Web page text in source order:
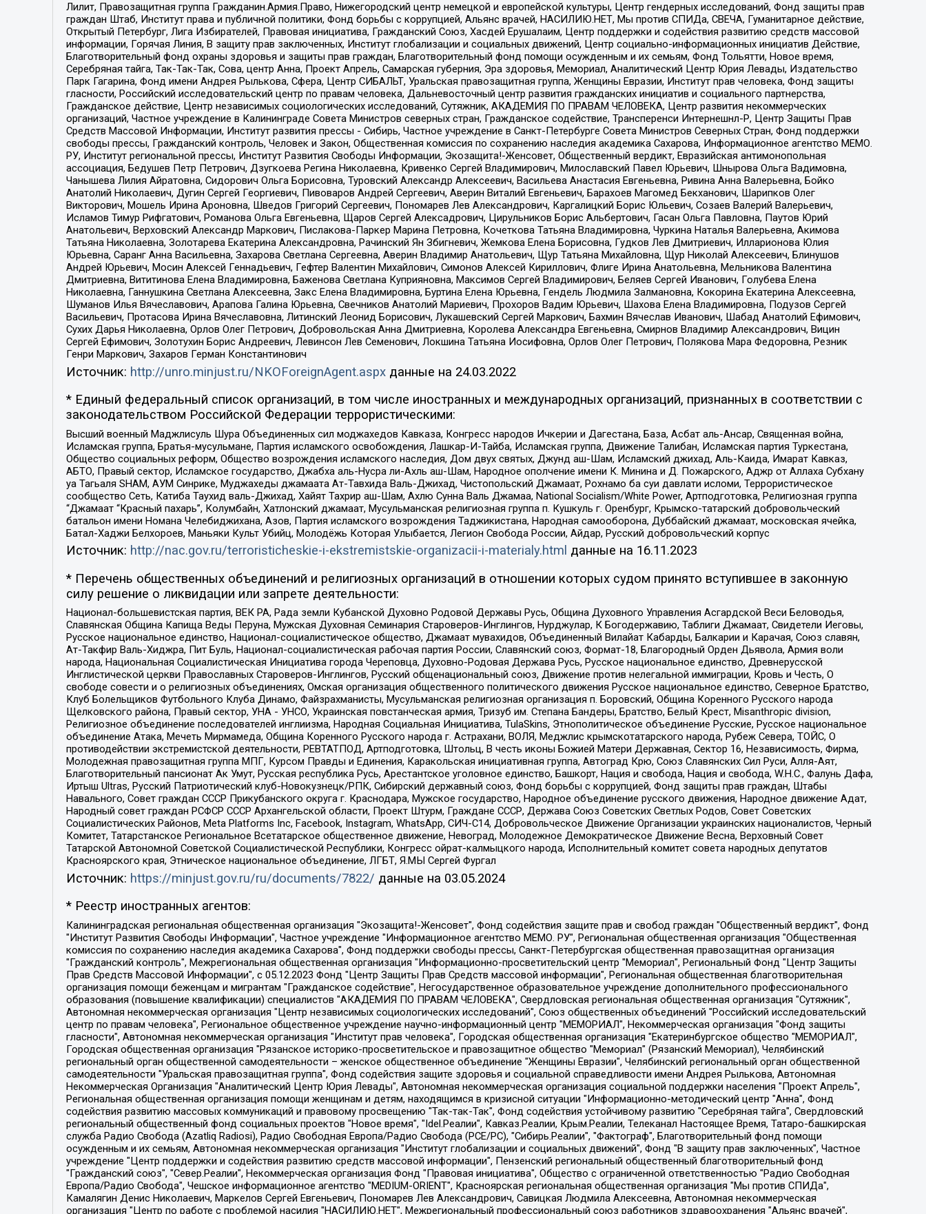
Лилит, Правозащитная группа Гражданин.Армия.Право, Нижегородский центр немецкой и европейской культуры, Центр гендерных исследований, Фонд защиты прав
граждан Штаб, Институт права и публичной политики, Фонд борьбы с коррупцией, Альянс врачей, НАСИЛИЮ.НЕТ, Мы против СПИДа, СВЕЧА, Гуманитарное действие,
Открытый Петербург, Лига Избирателей, Правовая инициатива, Гражданский Союз, Хасдей Ерушалаим, Центр поддержки и содействия развитию средств массовой
информации, Горячая Линия, В защиту прав заключенных, Институт глобализации и социальных движений, Центр социально-информационных инициатив Действие,
Благотворительный фонд охраны здоровья и защиты прав граждан, Благотворительный фонд помощи осужденным и их семьям, Фонд Тольятти, Новое время,
Серебряная тайга, Так-Так-Так, Сова, центр Анна, Проект Апрель, Самарская губерния, Эра здоровья, Мемориал, Аналитический Центр Юрия Левады, Издательство
Парк Гагарина, Фонд имени Андрея Рылькова, Сфера, Центр СИБАЛЬТ, Уральская правозащитная группа, Женщины Евразии, Институт прав человека, Фонд защиты
гласности, Российский исследовательский центр по правам человека, Дальневосточный центр развития гражданских инициатив и социального партнерства,
Гражданское действие, Центр независимых социологических исследований, Сутяжник, АКАДЕМИЯ ПО ПРАВАМ ЧЕЛОВЕКА, Центр развития некоммерческих
организаций, Частное учреждение в Калининграде Совета Министров северных стран, Гражданское содействие, Трансперенси Интернешнл-Р, Центр Защиты Прав
Средств Массовой Информации, Институт развития прессы - Сибирь, Частное учреждение в Санкт-Петербурге Совета Министров Северных Стран, Фонд поддержки
свободы прессы, Гражданский контроль, Человек и Закон, Общественная комиссия по сохранению наследия академика Сахарова, Информационное агентство МЕМО.
РУ, Институт региональной прессы, Институт Развития Свободы Информации, Экозащита!-Женсовет, Общественный вердикт, Евразийская антимонопольная
ассоциация, Бедушев Петр Петрович, Дзугкоева Регина Николаевна, Кривенко Сергей Владимирович, Милославский Павел Юрьевич, Шнырова Ольга Вадимовна,
Чанышева Лилия Айратовна, Сидорович Ольга Борисовна, Туровский Александр Алексеевич, Васильева Анастасия Евгеньевна, Ривина Анна Валерьевна, Бойко
Анатолий Николаевич, Дугин Сергей Георгиевич, Пивоваров Андрей Сергеевич, Аверин Виталий Евгеньевич, Барахоев Магомед Бекханович, Шарипков Олег
Викторович, Мошель Ирина Ароновна, Шведов Григорий Сергеевич, Пономарев Лев Александрович, Каргалицкий Борис Юльевич, Созаев Валерий Валерьевич,
Исламов Тимур Рифгатович, Романова Ольга Евгеньевна, Щаров Сергей Алексадрович, Цирульников Борис Альбертович, Гасан Ольга Павловна, Паутов Юрий
Анатольевич, Верховский Александр Маркович, Пислакова-Паркер Марина Петровна, Кочеткова Татьяна Владимировна, Чуркина Наталья Валерьевна, Акимова
Татьяна Николаевна, Золотарева Екатерина Александровна, Рачинский Ян Збигневич, Жемкова Елена Борисовна, Гудков Лев Дмитриевич, Илларионова Юлия
Юрьевна, Саранг Анна Васильевна, Захарова Светлана Сергеевна, Аверин Владимир Анатольевич, Щур Татьяна Михайловна, Щур Николай Алексеевич, Блинушов
Андрей Юрьевич, Мосин Алексей Геннадьевич, Гефтер Валентин Михайлович, Симонов Алексей Кириллович, Флиге Ирина Анатольевна, Мельникова Валентина
Дмитриевна, Вититинова Елена Владимировна, Баженова Светлана Куприяновна, Максимов Сергей Владимирович, Беляев Сергей Иванович, Голубева Елена
Николаевна, Ганнушкина Светлана Алексеевна, Закс Елена Владимировна, Буртина Елена Юрьевна, Гендель Людмила Залмановна, Кокорина Екатерина Алексеевна,
Шуманов Илья Вячеславович, Арапова Галина Юрьевна, Свечников Анатолий Мариевич, Прохоров Вадим Юрьевич, Шахова Елена Владимировна, Подузов Сергей
Васильевич, Протасова Ирина Вячеславовна, Литинский Леонид Борисович, Лукашевский Сергей Маркович, Бахмин Вячеслав Иванович, Шабад Анатолий Ефимович,
Сухих Дарья Николаевна, Орлов Олег Петрович, Добровольская Анна Дмитриевна, Королева Александра Евгеньевна, Смирнов Владимир Александрович, Вицин
Сергей Ефимович, Золотухин Борис Андреевич, Левинсон Лев Семенович, Локшина Татьяна Иосифовна, Орлов Олег Петрович, Полякова Мара Федоровна, Резник
Генри Маркович, Захаров Герман Константинович
Источник: http://unro.minjust.ru/NKOForeignAgent.aspxданные на 24.03.2022
* Единый федеральный список организаций, в том числе иностранных и международных организаций, признанных в соответствии с
законодательством Российской Федерации террористическими:
Высший военный Маджлисуль Шура Объединенных сил моджахедов Кавказа, Конгресс народов Ичкерии и Дагестана, База, Асбат аль-Ансар, Священная война,
Исламская группа, Братья-мусульмане, Партия исламского освобождения, Лашкар-И-Тайба, Исламская группа, Движение Талибан, Исламская партия Туркестана,
Общество социальных реформ, Общество возрождения исламского наследия, Дом двух святых, Джунд аш-Шам, Исламский джихад, Аль-Каида, Имарат Кавказ,
АБТО, Правый сектор, Исламское государство, Джабха аль-Нусра ли-Ахль аш-Шам, Народное ополчение имени К. Минина и Д. Пожарского, Аджр от Аллаха Субхану
уа Тагьаля SHAM, АУМ Синрике, Муджахеды джамаата Ат-Тавхида Валь-Джихад, Чистопольский Джамаат, Рохнамо ба суи давлати исломи, Террористическое
сообщество Сеть, Катиба Таухид валь-Джихад, Хайят Тахрир аш-Шам, Ахлю Сунна Валь Джамаа, National Socialism/White Power, Артподготовка, Религиозная группа
“Джамаат “Красный пахарь”, Колумбайн, Хатлонский джамаат, Мусульманская религиозная группа п. Кушкуль г. Оренбург, Крымско-татарский добровольческий
батальон имени Номана Челебиджихана, Азов, Партия исламского возрождения Таджикистана, Народная самооборона, Дуббайский джамаат, московская ячейка,
Батал-Хаджи Белхороев, Маньяки Культ Убийц, Молодёжь Которая Улыбается, Легион Свобода России, Айдар, Русский добровольческий корпус
Источник: http://nac.gov.ru/terroristicheskie-i-ekstremistskie-organizacii-i-materialy.html данные на 16.11.2023
* Перечень общественных объединений и религиозных организаций в отношении которых судом принято вступившее в законную
силу решение о ликвидации или запрете деятельности:
Национал-большевистская партия, ВЕК РА, Рада земли Кубанской Духовно Родовой Державы Русь, Община Духовного Управления Асгардской Веси Беловодья,
Славянская Община Капища Веды Перуна, Мужская Духовная Семинария Староверов-Инглингов, Нурджулар, К Богодержавию, Таблиги Джамаат, Свидетели Иеговы,
Русское национальное единство, Национал-социалистическое общество, Джамаат мувахидов, Объединенный Вилайат Кабарды, Балкарии и Карачая, Союз славян,
Ат-Такфир Валь-Хиджра, Пит Буль, Национал-социалистическая рабочая партия России, Славянский союз, Формат-18, Благородный Орден Дьявола, Армия воли
народа, Национальная Социалистическая Инициатива города Череповца, Духовно-Родовая Держава Русь, Русское национальное единство, Древнерусской
Инглистической церкви Православных Староверов-Инглингов, Русский общенациональный союз, Движение против нелегальной иммиграции, Кровь и Честь, О
свободе совести и о религиозных объединениях, Омская организация общественного политического движения Русское национальное единство, Северное Братство,
Клуб Болельщиков Футбольного Клуба Динамо, Файзрахманисты, Мусульманская религиозная организация п. Боровский, Община Коренного Русского народа
Щелковского района, Правый сектор, УНА - УНСО, Украинская повстанческая армия, Тризуб им. Степана Бандеры, Братство, Белый Крест, Misanthropic division,
Религиозное объединение последователей инглиизма, Народная Социальная Инициатива, TulaSkins, Этнополитическое объединение Русские, Русское национальное
объединение Атака, Мечеть Мирмамеда, Община Коренного Русского народа г. Астрахани, ВОЛЯ, Меджлис крымскотатарского народа, Рубеж Севера, ТОЙС, О
противодействии экстремистской деятельности, РЕВТАТПОД, Артподготовка, Штольц, В честь иконы Божией Матери Державная, Сектор 16, Независимость, Фирма,
Молодежная правозащитная группа МПГ, Курсом Правды и Единения, Каракольская инициативная группа, Автоград Крю, Союз Славянских Сил Руси, Алля-Аят,
Благотворительный пансионат Ак Умут, Русская республика Русь, Арестантское уголовное единство, Башкорт, Нация и свобода, Нация и свобода, W.H.С., Фалунь Дафа,
Иртыш Ultras, Русский Патриотический клуб-Новокузнецк/РПК, Сибирский державный союз, Фонд борьбы с коррупцией, Фонд защиты прав граждан, Штабы
Навального, Совет граждан СССР Прикубанского округа г. Краснодара, Мужское государство, Народное объединение русского движения, Народное движение Адат,
Народный совет граждан РСФСР СССР Архангельской области, Проект Штурм, Граждане СССР, Держава Союз Советских Светлых Родов, Совет Советских
Социалистических Районов, Meta Platforms Inc, Facebook, Instagram, WhatsApp, СИЧ-С14, Добровольческое Движение Организации украинских националистов, Черный
Комитет, Татарстанское Региональное Всетатарское общественное движение, Невоград, Молодежное Демократическое Движение Весна, Верховный Совет
Татарской Автономной Советской Социалистической Республики, Конгресс ойрат-калмыцкого народа, Исполнительный комитет совета народных депутатов
Красноярского края, Этническое национальное объединение, ЛГБТ, Я.МЫ Сергей Фургал
Источник: https://minjust.gov.ru/ru/documents/7822/ данные на 03.05.2024
* Реестр иностранных агентов:
Калининградская региональная общественная организация "Экозащита!-Женсовет", Фонд содействия защите прав и свобод граждан "Общественный вердикт", Фонд "Институт Развития Свободы Информации", Частное учреждение "Информационное агентство МЕМО. РУ", Региональная общественная организация "Общественная комиссия по сохранению наследия академика Сахарова", Фонд поддержки свободы прессы, Санкт-Петербургская общественная правозащитная организация "Гражданский контроль", Межрегиональная общественная организация "Информационно-просветительский центр "Мемориал", Региональный Фонд "Центр Защиты Прав Средств Массовой Информации", с 05.12.2023 Фонд "Центр Защиты Прав Средств массовой информации", Региональная общественная благотворительная организация помощи беженцам и мигрантам "Гражданское содействие", Негосударственное образовательное учреждение дополнительного профессионального образования (повышение квалификации) специалистов "АКАДЕМИЯ ПО ПРАВАМ ЧЕЛОВЕКА", Свердловская региональная общественная организация "Сутяжник", Автономная некоммерческая организация "Центр независимых социологических исследований", Союз общественных объединений "Российский исследовательский центр по правам человека", Региональное общественное учреждение научно-информационный центр "МЕМОРИАЛ", Некоммерческая организация "Фонд защиты гласности", Автономная некоммерческая организация "Институт прав человека", Городская общественная организация "Екатеринбургское общество "МЕМОРИАЛ", Городская общественная организация "Рязанское историко-просветительское и правозащитное общество "Мемориал" (Рязанский Мемориал), Челябинский региональный орган общественной самодеятельности – женское общественное объединение "Женщины Евразии", Челябинский региональный орган общественной самодеятельности "Уральская правозащитная группа", Фонд содействия защите здоровья и социальной справедливости имени Андрея Рылькова, Автономная Некоммерческая Организация "Аналитический Центр Юрия Левады", Автономная некоммерческая организация социальной поддержки населения "Проект Апрель", Региональная общественная организация помощи женщинам и детям, находящимся в кризисной ситуации "Информационно-методический центр "Анна", Фонд содействия развитию массовых коммуникаций и правовому просвещению "Так-так-Так", Фонд содействия устойчивому развитию "Серебряная тайга", Свердловский региональный общественный фонд социальных проектов "Новое время", "Idel.Реалии", Кавказ.Реалии, Крым.Реалии, Телеканал Настоящее Время, Татаро-башкирская служба Радио Свобода (Azatliq Radiosi), Радио Свободная Европа/Радио Свобода (PCE/PC), "Сибирь.Реалии", "Фактограф", Благотворительный фонд помощи осужденным и их семьям, Автономная некоммерческая организация "Институт глобализации и социальных движений", Фонд "В защиту прав заключенных", Частное учреждение "Центр поддержки и содействия развитию средств массовой информации", Пензенский региональный общественный благотворительный фонд "Гражданский союз", "Север.Реалии", Некоммерческая организация Фонд "Правовая инициатива", Общество с ограниченной ответственностью "Радио Свободная Европа/Радио Свобода", Чешское информационное агентство "MEDIUM-ORIENT", Красноярская региональная общественная организация "Мы против СПИДа", Камалягин Денис Николаевич, Маркелов Сергей Евгеньевич, Пономарев Лев Александрович, Савицкая Людмила Алексеевна, Автономная некоммерческая организация "Центр по работе с проблемой насилия "НАСИЛИЮ.НЕТ", Межрегиональный профессиональный союз работников здравоохранения "Альянс врачей", Юридическое лицо, зарегистрированное в Латвийской Республике, SIA "Medusa Project" (регистрационный номер 40103797863, дата регистрации 10.06.2014), Некоммерческая организация "Фонд по борьбе с коррупцией", Автономная некоммерческая организация "Институт права и публичной политики", Баданин Роман Сергеевич, Гликин Максим Александрович, Железнова Мария Михайловна, Лукьянова Юлия Сергеевна, Маетная Елизавета Витальевна, Маняхин Петр Борисович, Чуракова Ольга Владимировна, Ярош Юлия Петровна, Юридическое лицо "The Insider SIA", зарегистрированное в Риге, Латвийская Республика (дата регистрации 26.06.2015), являющееся администратором доменного имени интернет-издания "The Insider SIA", https://theins.ru, Постернак Алексей Евгеньевич, Рубин Михаил Аркадьевич, Анин Роман Александрович, Юридическое лицо Istories fonds, зарегистрированное в Латвийской Республике (регистрационный номер 50008295751, дата регистрации 24.02.2020), Великовский Дмитрий Александрович, Долинина Ирина Николаевна, Мароховская Алеся Алексеевна, Шлейнов Роман Юрьевич, Шмагун Олеся Валентиновна, Общество с ограниченной ответственностью "Альтаир 2021", Общество с ограниченной ответственностью "Вега 2021", Общество с ограниченной ответственностью "Главный редактор 2021", Общество с ограниченной ответственностью "Ромашки монолит", Важенков Артем Валерьевич, Ивановская областная общественная организация "Центр гендерных исследований", Гурман Юрий Альбертович, Медиапроект "ОВД-Инфо", Егоров Владимир Владимирович, Жилинский Владимир Александрович, Общество с ограниченной ответственностью "ЗП", Иванова София Юрьевна, Карезина Инна Павловна, Кильтау Екатерина Викторовна, Петров Алексей Викторович, Пискунов Сергей Евгеньевич, Смирнов Сергей Сергеевич, Тихонов Михаил Сергеевич, Общество с ограниченной ответственностью "ЖУРНАЛИСТ-ИНОСТРАННЫЙ АГЕНТ", Арапова Галина Юрьевна, Вольтская Татьяна Анатольевна, Американская компания "Mason G.E.S. Anonymous Foundation" (США), являющаяся владельцем интернет-издания https://mnews.world/, Компания "Stichting Bellingcat", зарегистрированная в Нидерландах (дата регистрации 11.07.2018), Захаров Андрей Вячеславович, Клепиковская Екатерина Дмитриевна, Общество с ограниченной ответственностью "МЕМО", Перл Роман Александрович, Симонов Евгений Алексеевич, Соловьева Елена Анатольевна, Сотников Даниил Владимирович, Сурначева Елизавета Дмитриевна, Автономная некоммерческая организация по защите прав человека и информированию населения "Якутия – Наше Мнение", Общество с ограниченной ответственностью "Москоу диджитал медиа", с 26.01.2023 Общество с ограниченной ответственностью "Чайка Белые сады", Ветошкина Валерия Валерьевна, Заговора Максим Александрович, Межрегиональное общественное движение "Российская ЛГБТ - сеть", Оленичев Максим Владимирович, Павлов Иван Юрьевич, Скворцова Елена Сергеевна, Общество с ограниченной ответственностью "Как бы инагент", Кочетков Игорь Викторович, Общество с ограниченной ответственностью "Честные выборы", Еланчик Олег Александрович, Общество с ограниченной ответственностью "Нобелевский призыв", Гималова Регина Эмилевна, Григорьев Андрей Валерьевич, Григорьева Алина Александровна, Ассоциация по содействию защите прав призывников, альтернативнослужащих и военнослужащих "Правозащитная группа "Гражданин.Армия.Право", Хисамова Регина Фаритовна, Автономная некоммерческая организация по реализации социально-правовых программ "Лилит", Дальневосточное общественное движение "Маяк", Санкт-Петербургская ЛГБТ-инициативная группа "Выход", Инициативная группа ЛГБТ+ "Реверс", Алексеев Андрей Викторович, Бекбулатова Таисия Львовна, Беляев Иван Михайлович, Владыкина Елена Сергеевна, Гельман Марат Александрович, Никульшина Вероника Юрьевна, Толоконникова Надежда Андреевна, Шендерович Виктор Анатольевич, Общество с ограниченной ответственностью "Данное сообщение", Общество с ограниченной ответственностью Издательский дом "Новая глава", Айнбиндер Александра Александровна, Московский комьюнити-центр для ЛГБТ+инициатив, Благотворительный фонд развития филантропии, Deutsche Welle (Германия, Kurt-Schumacher-Strasse 3, 53113 Bonn), Борзунова Мария Михайловна, Воробьев Виктор Викторович, Голубева Анна Львовна, Константинова Алла Михайловна, Малкова Ирина Владимировна, Мурадов Мурад Абдулгалимович, Осетинская Елизавета Николаевна, Понасенков Евгений Николаевич, Ганапольский Матвей Юрьевич, Киселев Евгений Алексеевич, Борухович Ирина Григорьевна, Дремин Иван Тимофеевич, Дубровский Дмитрий Викторович, Красноярская региональная общественная организация поддержки и развития альтернативных образовательных технологий и межкультурных коммуникаций "ИНТЕРРА", Маяковская Екатерина Алексеевна, Фейгин Марк Захарович, Филимонов Андрей Викторович, Дзугкоева Регина Николаевна, Доброхотов Роман Александрович, Дудь Юрий Александрович, Елкин Сергей Владимирович, Кругликов Кирилл Игоревич, Сабунаева Мария Леонидовна, Семенов Алексей Владимирович, Шаинян Карен Багратович, Шульман Екатерина Михайловна, Асафьев Артур Валерьевич, Вахштайн Виктор Семенович, Венедиктов Алексей Алексеевич, Лушникова Екатерина Евгеньевна, Волков Леонид Михайлович, Невзоров Александр Глебович, Пархоменко Сергей Борисович, Сироткин Ярослав Николаевич, Кара-Мурза Владимир Владимирович, Баранова Наталья Владимировна, Гозман Леонид Яковлевич, Кагарлицкий Борис Юльевич, Климарев Михаил Валерьевич, Милов Владимир Станиславович, Автономная некоммерческая организация Краснодарский центр современного искусства "Типография", Моргенштерн Алишер Тагирович, Соболь Любовь Эдуардовна, Общество с ограниченной ответственностью "ЛИЗА НОРМ", Каспаров Гарри Кимович, Ходорковский Михаил Борисович, Общество с ограниченной ответственностью "Апрельские тезисы", Данилович Ирина Брониславовна, Кашин Олег Владимирович, Петров Николай Владимирович, Пивоваров Алексей Владимирович, Соколов Михаил Владимирович, Цветкова Юлия Владимировна, Чичваркин Евгений Александрович, Комитет против пыток/Команда против пыток, Общество с ограниченной ответственностью "Первый научный", Общество с ограниченной ответственностью "Вертолет и ко", Белоцерковская Вероника Борисовна, Кац Максим Евгеньевич, Лазарева Татьяна Юрьевна, Шаведдинов Руслан Табризович, Яшин Илья Валерьевич, Общество с ограниченной ответственностью "Иноагент ААВ", Алешковский Дмитрий Петрович, Альбац Евгения Марковна, Быков Дмитрий Львович, Галямина Юлия Евгеньевна, Лойко Сергей Леонидович, Мартынов Кирилл Константинович, Медведев Сергей Александрович, Крашенинников Федор Геннадиевич, Гордеева Катерина Вл